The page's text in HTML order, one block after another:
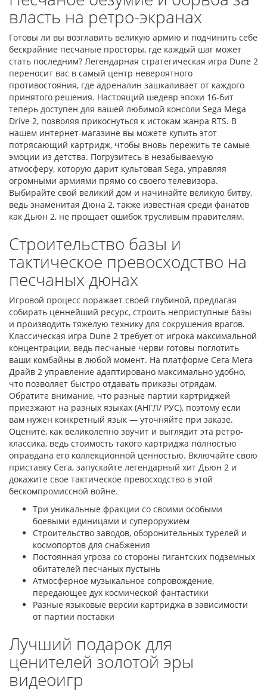
власть на ретро-экранах
Готовы ли вы возглавить великую армию и подчинить себе
бескрайние песчаные просторы, где каждый шаг может
стать последним? Легендарная стратегическая игра Dune 2
переносит вас в самый центр невероятного
противостояния, где адреналин зашкаливает от каждого
принятого решения. Настоящий шедевр эпохи 16-бит
теперь доступен для вашей любимой консоли Sega Mega
Drive 2, позволяя прикоснуться к истокам жанра RTS. В
нашем интернет-магазине вы можете купить этот
потрясающий картридж, чтобы вновь пережить те самые
эмоции из детства. Погрузитесь в незабываемую
атмосферу, которую дарит культовая Sega, управляя
огромными армиями прямо со своего телевизора.
Выбирайте свой великий дом и начинайте великую битву,
ведь знаменитая Дюна 2, также известная среди фанатов
как Дьюн 2, не прощает ошибок трусливым правителям.
Строительство базы и
тактическое превосходство на
песчаных дюнах
Игровой процесс поражает своей глубиной, предлагая
собирать ценнейший ресурс, строить неприступные базы
и производить тяжелую технику для сокрушения врагов.
Классическая игра Dune 2 требует от игрока максимальной
концентрации, ведь песчаные черви готовы поглотить
ваши комбайны в любой момент. На платформе Сега Мега
Драйв 2 управление адаптировано максимально удобно,
что позволяет быстро отдавать приказы отрядам.
Обратите внимание, что разные партии картриджей
приезжают на разных языках (АНГЛ/ РУС), поэтому если
вам нужен конкретный язык — уточняйте при заказе.
Оцените, как великолепно звучит и выглядит эта ретро-
классика, ведь стоимость такого картриджа полностью
оправдана его коллекционной ценностью. Включайте свою
приставку Сега, запускайте легендарный хит Дьюн 2 и
докажите свое тактическое превосходство в этой
бескомпромиссной войне.
Три уникальные фракции со своими особыми
боевыми единицами и супероружием
Строительство заводов, оборонительных турелей и
космопортов для снабжения
Постоянная угроза со стороны гигантских подземных
обитателей песчаных пустынь
Атмосферное музыкальное сопровождение,
передающее дух космической фантастики
Разные языковые версии картриджа в зависимости
от партии поставки
Лучший подарок для
ценителей золотой эры
видеоигр